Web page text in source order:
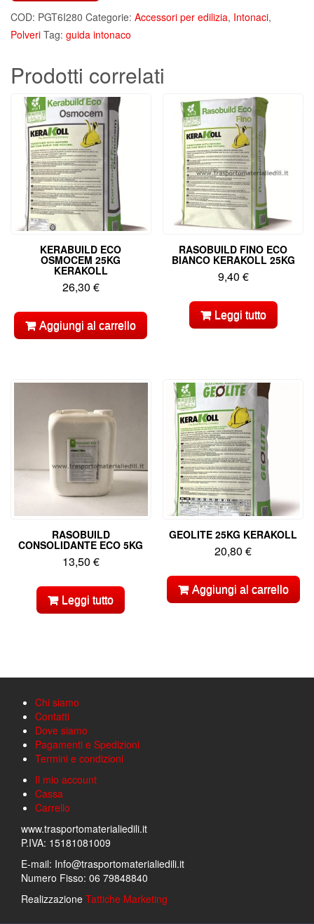
COD: PGT6I280 Categorie: Accessori per edilizia, Intonaci,
Polveri Tag: guida intonaco
Prodotti correlati
KERABUILD ECO
OSMOCEM 25KG
KERAKOLL
26,30 €
Aggiungi al carrello
RASOBUILD FINO ECO
BIANCO KERAKOLL 25KG
9,40 €
Leggi tutto
RASOBUILD
CONSOLIDANTE ECO 5KG
13,50 €
Leggi tutto
GEOLITE 25KG KERAKOLL
20,80€
Aggiungi al carrello
Chi siamo
Contatti
Dove siamo
Pagamenti e Spedizioni
Termini e condizioni
Il mio account
Cassa
Carrello
www.trasportomaterialiedili.it
P.IVA: 15181081009
E-mail: Info@trasportomaterialiedili.it
Numero Fisso: 06 79848840
Realizzazione Tattiche Marketing